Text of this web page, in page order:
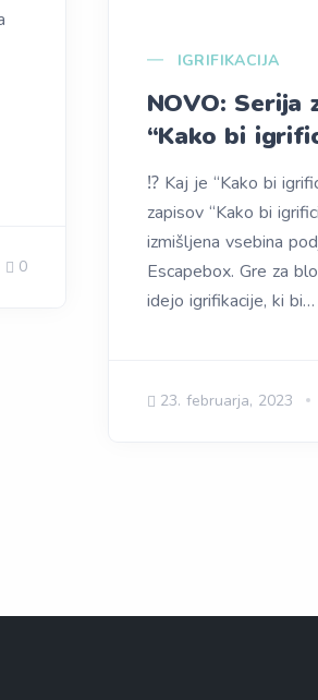
0
IGRIFIKACIJA
NOVO: Serija
“Kako bi
⁉️ Kaj je “Kako bi
zapisov “Kako bi
izmišljena vsebina
Escapebox. Gre za
idejo igrifikacije, ki bi…
23. februarja, 2023